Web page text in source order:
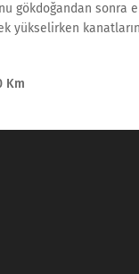
gökdoğandan sonra
Km